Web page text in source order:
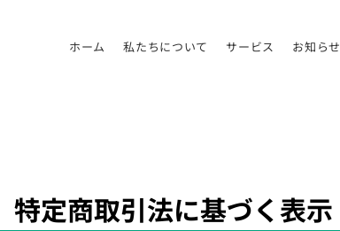
ホーム 私たちについて サービス お知らせ
特定商取引法に基づく表示